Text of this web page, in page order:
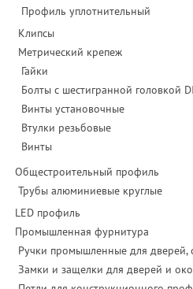
Профиль уплотнительный
Клипсы
Метрический крепеж
Гайки
Болты с шестигранной головкой
Винты установочные
Втулки резьбовые
Винты
Общестроительный профиль
Трубы алюминиевые круглые
LED профиль
Промышленная фурнитура
Ручки промышленные для дверей,
Замки и защелки для дверей и